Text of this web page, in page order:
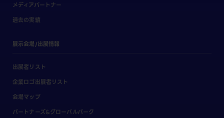
メディアパートナー
過去の実績
展示会場/出展情報
出展者リスト
企業ロゴ出展者リスト
会場マップ
パートナーズ&グローバルパーク